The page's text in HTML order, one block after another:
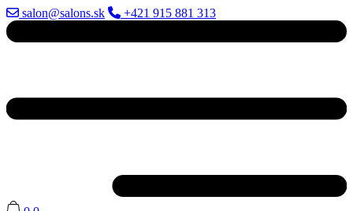
salon@salons.sk +421 915 881 313